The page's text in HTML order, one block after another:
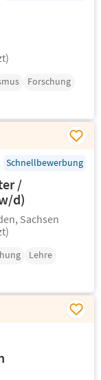
Forschung
Schnellbewerbung
/
d)
Sachsen
Lehre